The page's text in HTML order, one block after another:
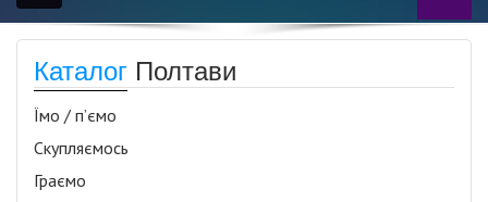
navigation
Каталог Полтави
Їмо / п’ємо
Скупляємось
Граємо